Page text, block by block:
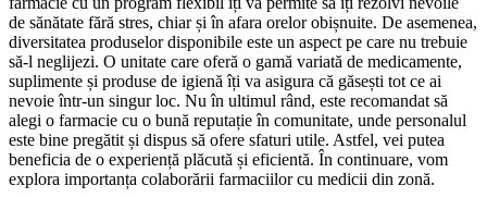
de sănătate fără stres, chiar și în afara orelor obișnuite. De asemenea,
diversitatea produselor disponibile este un aspect pe care nu trebuie
să-l neglijezi. O unitate care oferă o gamă variată de medicamente,
suplimente și produse de igienă îți va asigura că găsești tot ce ai
nevoie într-un singur loc. Nu în ultimul rând, este recomandat să
alegi o farmacie cu o bună reputație în comunitate, unde personalul
este bine pregătit și dispus să ofere sfaturi utile. Astfel, vei putea
beneficia de o experiență plăcută și eficientă. În continuare, vom
explora importanța colaborării farmaciilor cu medicii din zonă.